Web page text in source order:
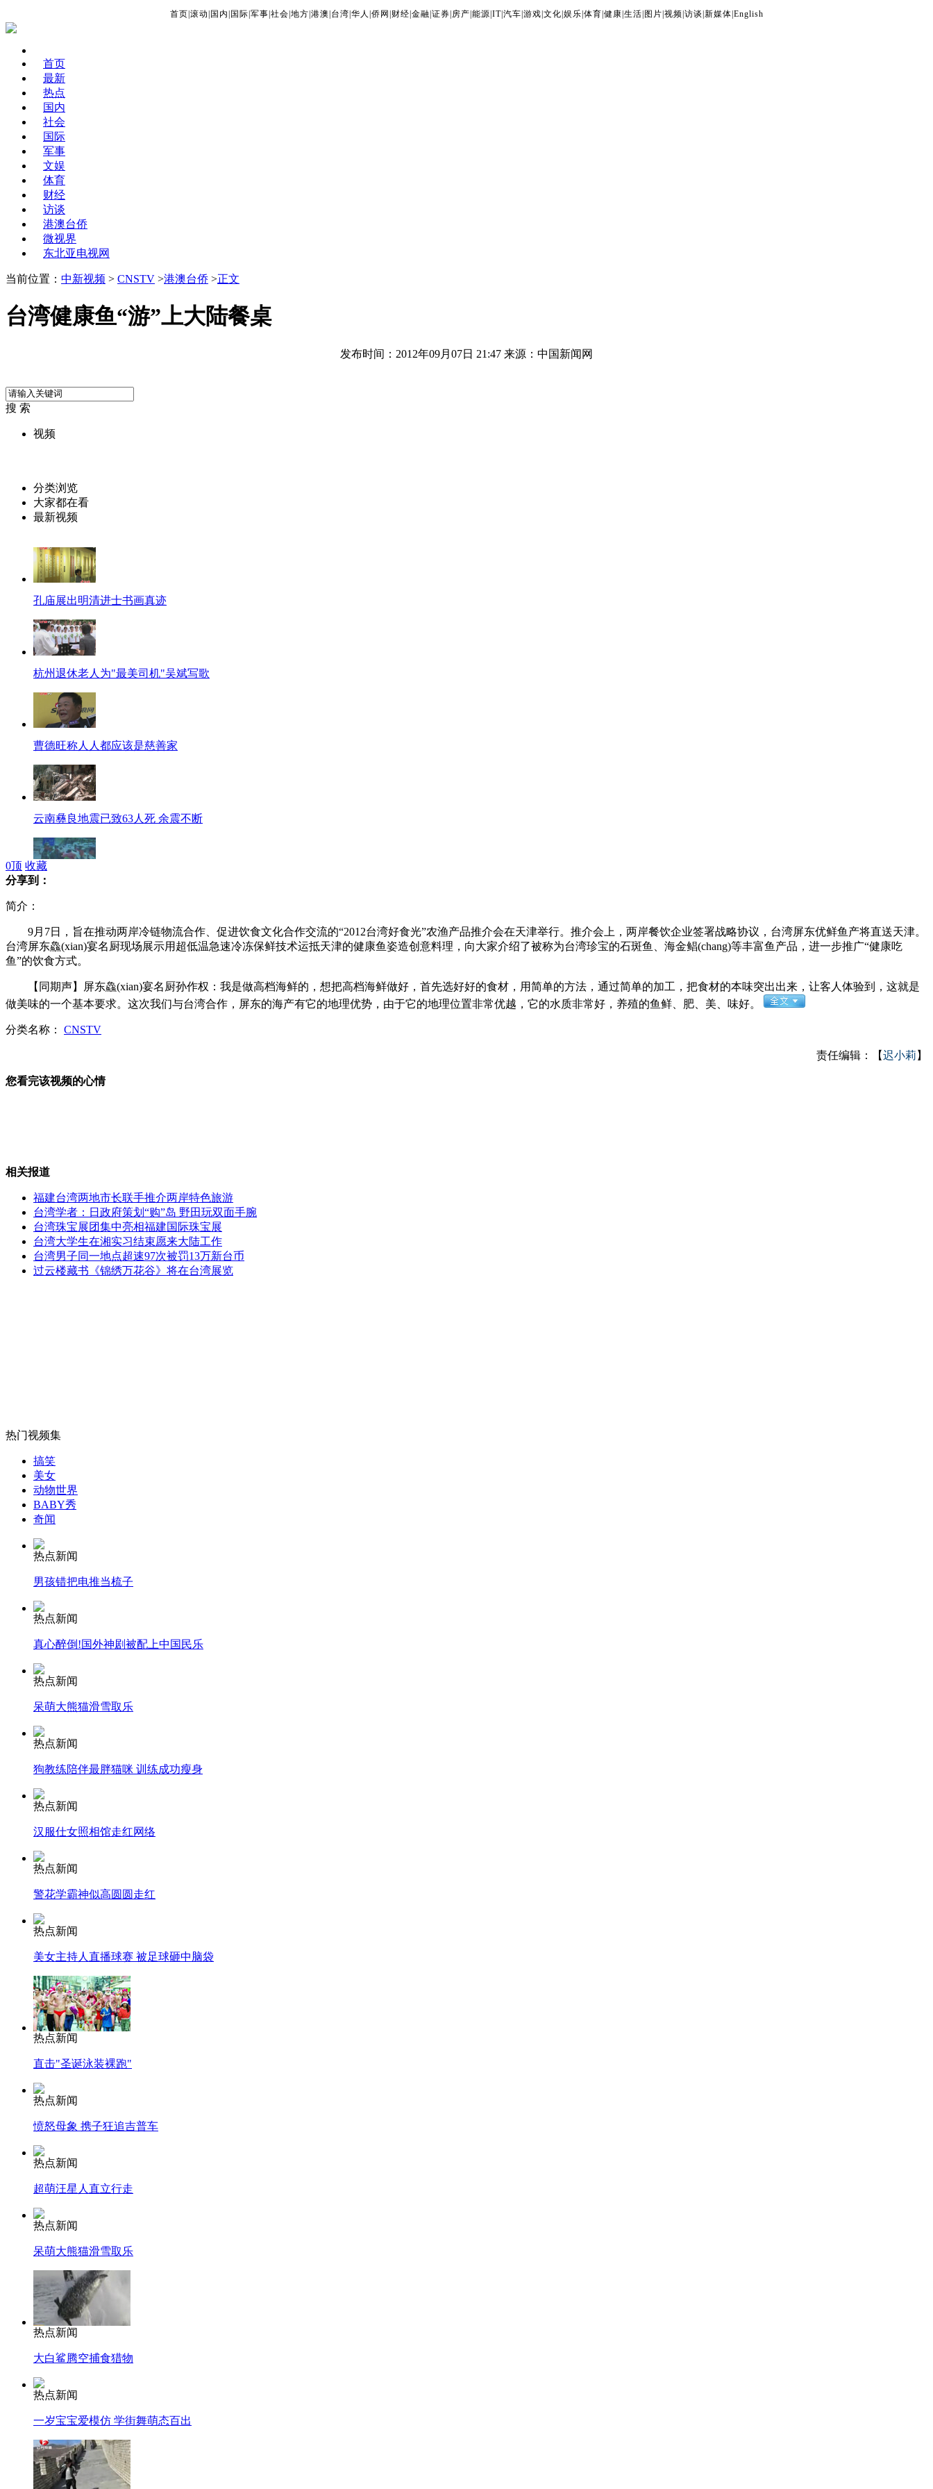
首页 滚动 国内 国际 军事 社会 地方 港澳 台湾 华人 侨网 财经 金融 证券 房产 能源 IT| 汽车 游戏 文化 娱乐 体育 健康 生活 图片 视频 访谈 新媒体 English
首页
最新
热点
国内
社会
国际
军事
文娱
体育
财经
访谈
港澳台侨
微视界
东北亚电视网
当前位置： 中新视频 > CNSTV >港澳台侨 >正文
台湾健康鱼“游”上大陆餐桌
发布时间：2012年09月07日 21:47 来源：中国新闻网
搜 索
视频
分类浏览
大家都在看
最新视频
孔庙展出明清进士书画真迹
杭州退休老人为"最美司机"吴斌写歌
曹德旺称人人都应该是慈善家
云南彝良地震已致63人死 余震不断
实拍消防官兵紧急支援云南地震灾区
胡杏儿买豪宅不愿再提黄宗泽
新疆塔城老年人组队跳传统萨满舞
外交部：反对强权政治霸凌主义
外交部：有关国家言论片面不公正
安徽一实载49人客车翻车
走！跟着总书记去植树
消防员救轻生者 花炮节热闹非凡
纽约上演“枕头大战”
0顶 收藏
分享到：
简介：
9月7日，旨在推动两岸冷链物流合作、促进饮食文化合作交流的“2012台湾好食光”农渔产品推介会在天津举行。推介会上，两岸餐饮企业签署战略协议，台湾屏东优鲜鱼产将直送天津。
台湾屏东鱻(xian)宴名厨现场展示用超低温急速冷冻保鲜技术运抵天津的健康鱼姿造创意料理，向大家介绍了被称为台湾珍宝的石斑鱼、海金鲳(chang)等丰富鱼产品，进一步推广“健康吃
鱼”的饮食方式。
【同期声】屏东鱻(xian)宴名厨孙作权：我是做高档海鲜的，想把高档海鲜做好，首先选好好的食材，用简单的方法，通过简单的加工，把食材的本味突出出来，让客人体验到，这就是
做美味的一个基本要求。这次我们与台湾合作，屏东的海产有它的地理优势，由于它的地理位置非常优越，它的水质非常好，养殖的鱼鲜、肥、美、味好。
分类名称： CNSTV
责任编辑：【迟小莉 】
您看完该视频的心情
相关报道
福建台湾两地市长联手推介两岸特色旅游
台湾学者：日政府策划“购”岛 野田玩双面手腕
台湾珠宝展团集中亮相福建国际珠宝展
台湾大学生在湘实习结束愿来大陆工作
台湾男子同一地点超速97次被罚13万新台币
过云楼藏书《锦绣万花谷》将在台湾展览
热门视频集
搞笑
美女
动物世界
BABY秀
奇闻
热点新闻
男孩错把电推当梳子
热点新闻
真心醉倒!国外神剧被配上中国民乐
热点新闻
呆萌大熊猫滑雪取乐
热点新闻
狗教练陪伴最胖猫咪 训练成功瘦身
热点新闻
汉服仕女照相馆走红网络
热点新闻
警花学霸神似高圆圆走红
热点新闻
美女主持人直播球赛 被足球砸中脑袋
热点新闻
直击"圣诞泳装裸跑"
热点新闻
愤怒母象 携子狂追吉普车
热点新闻
超萌汪星人直立行走
热点新闻
呆萌大熊猫滑雪取乐
热点新闻
大白鲨腾空捕食猎物
热点新闻
一岁宝宝爱模仿 学街舞萌态百出